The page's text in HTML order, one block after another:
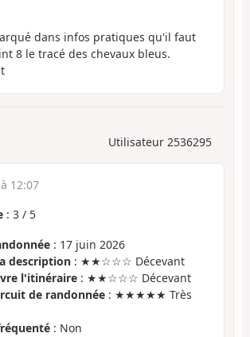
dans infos pratiques qu'il faut
8 le tracé des chevaux bleus.
Utilisateur 2536295
12:07
: 3 / 5
: 17 juin 2026
description : ★★☆☆☆ Décevant
l'itinéraire : ★★☆☆☆ Décevant
de randonnée : ★★★★★ Très
: Non